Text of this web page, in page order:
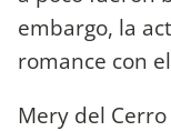
embargo, la
romance con
Mery del